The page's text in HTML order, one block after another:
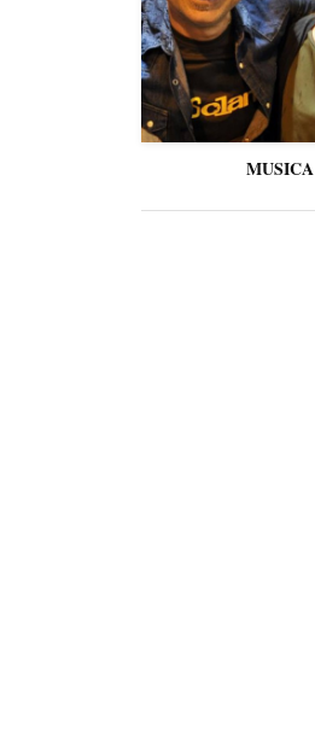
MUSICA